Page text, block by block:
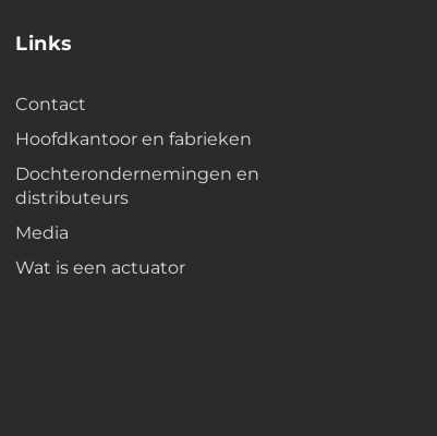
Links
Contact
Hoofdkantoor en fabrieken
Dochterondernemingen en
distributeurs
Media
Wat is een actuator